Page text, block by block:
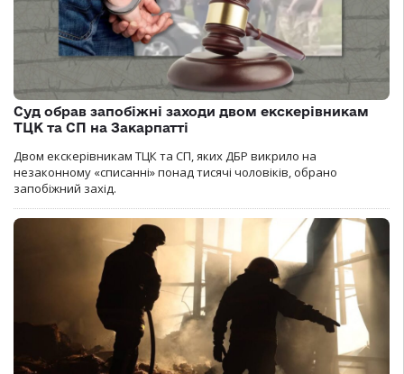
Суд обрав запобіжні заходи двом екскерівникам
ТЦК та СП на Закарпатті
Двом екскерівникам ТЦК та СП, яких ДБР викрило на
незаконному «списанні» понад тисячі чоловіків, обрано
запобіжний захід.